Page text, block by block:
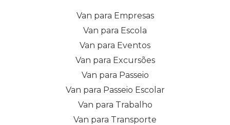
Van para Empresas
Van para Escola
Van para Eventos
Van para Excursões
Van para Passeio
Van para Passeio Escolar
Van para Trabalho
Van para Transporte